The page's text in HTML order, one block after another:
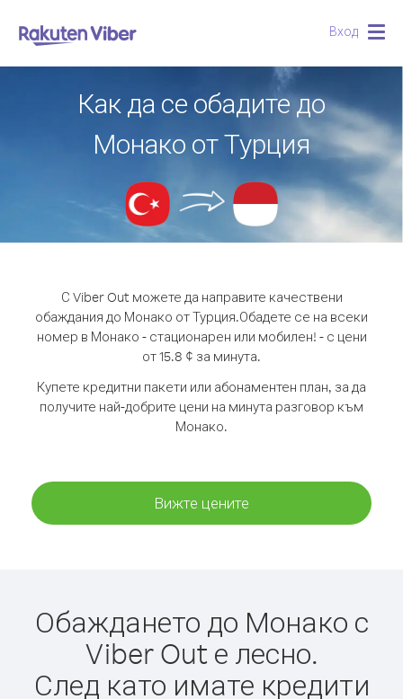
Вход
Как да се обадите до
Монако от Турция
С Viber Out можете да направите качествени
обаждания до Монако от Турция.Обадете се на всеки
номер в Монако - стационарен или мобилен! - с цени
от 15.8 ¢ за минута.
Купете кредитни пакети или абонаментен план, за да
получите най-добрите цени на минута разговор към
Монако.
Вижте цените
Обаждането до Монако с
Viber Out е лесно.
След като имате кредити